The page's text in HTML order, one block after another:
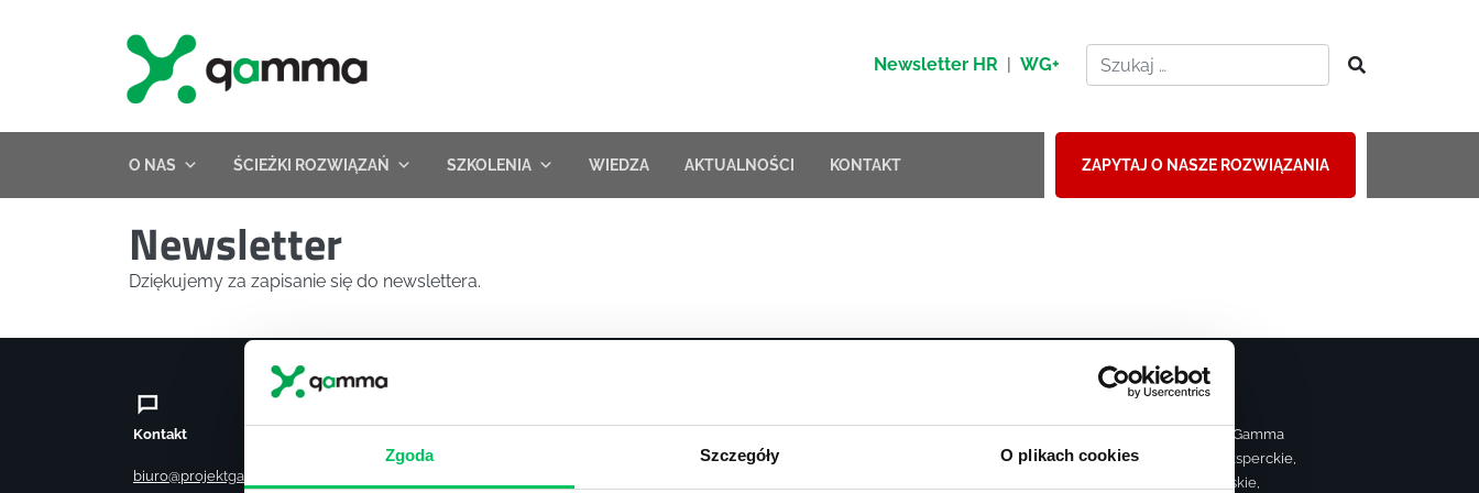
Zgoda Szczegóły O plikach cookies
Newsletter HR | WG+
O NAS ŚCIEŻKI ROZWIĄZAŃ SZKOLENIA WIEDZA AKTUALNOŚCI KONTAKT ZAPYTAJ O NASZE ROZWIĄZANIA
Newsletter
Dziękujemy za zapisanie się do newslettera.
Kontakt
biuro@projektgamma.pl
Szkolenia sprzedażowe
Szkolenia – zarządzanie czasem
Strona należy do grupy Gamma
realizującej szkolenia eksperckie,
sprzedażowe, managerskie,